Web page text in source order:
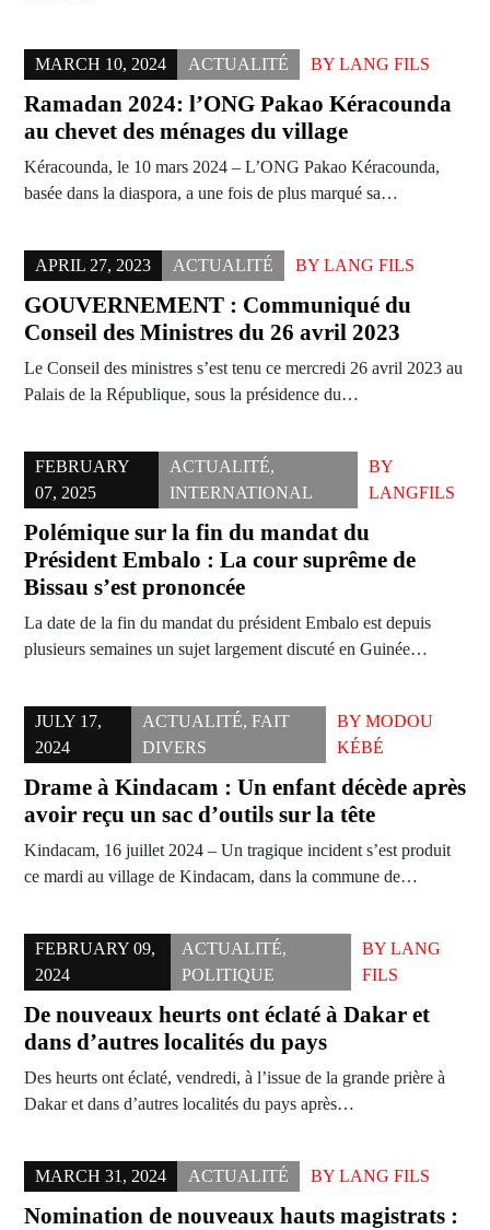
MARCH 10, 2024 ACTUALITÉ BY LANG FILS
Ramadan 2024: l’ONG Pakao Kéracounda
au chevet des ménages du village
Kéracounda, le 10 mars 2024 – L’ONG Pakao Kéracounda,
basée dans la diaspora, a une fois de plus marqué sa…
APRIL 27, 2023 ACTUALITÉ BY LANG FILS
GOUVERNEMENT : Communiqué du
Conseil des Ministres du 26 avril 2023
Le Conseil des ministres s’est tenu ce mercredi 26 avril 2023 au
Palais de la République, sous la présidence du…
FEBRUARY
07, 2025
ACTUALITÉ,
INTERNATIONAL
BY
LANGFILS
Polémique sur la fin du mandat du
Président Embalo : La cour suprême de
Bissau s’est prononcée
La date de la fin du mandat du président Embalo est depuis
plusieurs semaines un sujet largement discuté en Guinée…
JULY 17,
2024
ACTUALITÉ, FAIT
DIVERS
BY MODOU
KÉBÉ
Drame à Kindacam : Un enfant décède après
avoir reçu un sac d’outils sur la tête
Kindacam, 16 juillet 2024 – Un tragique incident s’est produit
ce mardi au village de Kindacam, dans la commune de…
FEBRUARY 09,
2024
ACTUALITÉ,
POLITIQUE
BY LANG
FILS
De nouveaux heurts ont éclaté à Dakar et
dans d’autres localités du pays
Des heurts ont éclaté, vendredi, à l’issue de la grande prière à
Dakar et dans d’autres localités du pays après…
MARCH 31, 2024 ACTUALITÉ BY LANG FILS
Nomination de nouveaux hauts magistrats :